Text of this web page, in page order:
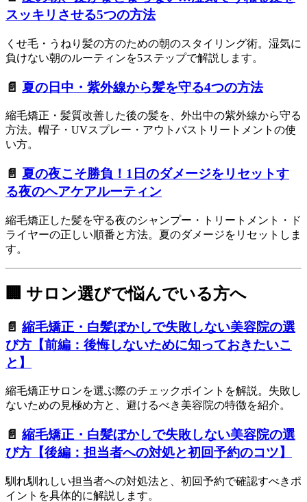
スッキリさせる5つの方法
くせ毛・うねり髪の方のための朝のスタイリング術。湿気に
負けない朝のルーティンを5ステップで解説します。
📄 夏の日中・紫外線から髪を守る4つの方法
縮毛矯正・髪質改善した後の髪を、外出中の紫外線から守る
方法。帽子・UVスプレー・アウトバストリートメントの使
い方。
📄 夏の夜こそ勝負！1日のダメージをリセットす
る夜のヘアケアルーティン
縮毛矯正した髪を守る夜のシャンプー・トリートメント・ド
ライヤーの正しい順番と方法。夏のダメージをリセットしま
す。
🏢 サロン選びで悩んでいる方へ
📄 縮毛矯正・白髪ぼかしで失敗しない美容院の選
び方【前編：後悔しないために知っておきたいこ
と】
縮毛矯正サロンを選ぶ際のチェックポイントを解説。失敗し
ないための見極め方と、避けるべき美容院の特徴を紹介。
📄 縮毛矯正・白髪ぼかしで失敗しない美容院の選
び方【後編：担当者への対処と初回予約のコツ】
馴れ馴れしい担当者への対処法と、初回予約で確認すべきポ
イントを具体的に解説します。